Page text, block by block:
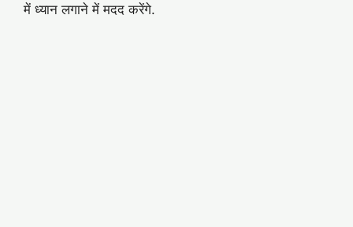
में ध्यान लगाने में मदद करेंगे.